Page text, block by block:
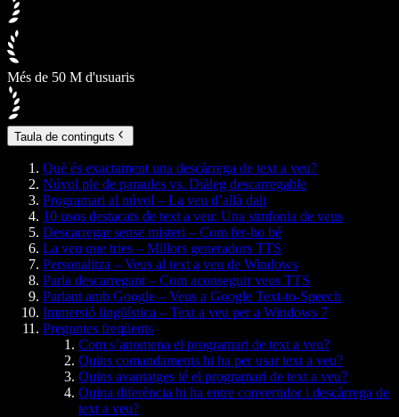
Més de 50 M d'usuaris
Taula de continguts
Què és exactament una descàrrega de text a veu?
Núvol ple de paraules vs. Diàleg descarregable
Programari al núvol – La veu d’allà dalt
10 usos destacats de text a veu: Una simfonia de veus
Descarregar sense misteri – Com fer-ho bé
La veu que tries – Millors generadors TTS
Personalitza – Veus al text a veu de Windows
Parla descarregant – Com aconseguir veus TTS
Parlant amb Google – Veus a Google Text-to-Speech
Immersió lingüística – Text a veu per a Windows 7
Preguntes freqüents
Com s’anomena el programari de text a veu?
Quins comandaments hi ha per usar text a veu?
Quins avantatges té el programari de text a veu?
Quina diferència hi ha entre convertidor i descàrrega de
text a veu?